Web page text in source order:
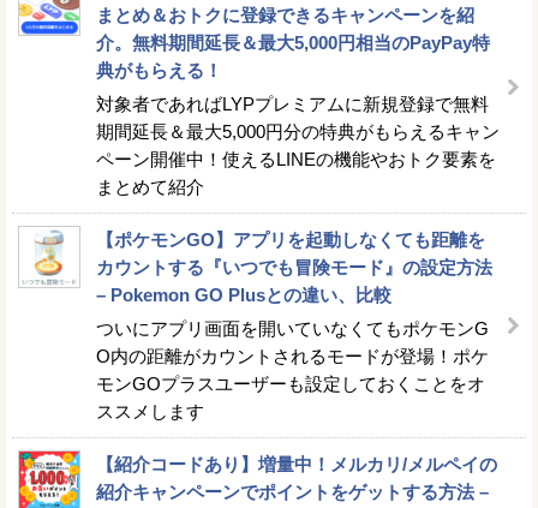
まとめ＆おトクに登録できるキャンペーンを紹
介。無料期間延長＆最大5,000円相当のPayPay特
典がもらえる！
対象者であればLYPプレミアムに新規登録で無料
期間延長＆最大5,000円分の特典がもらえるキャン
ペーン開催中！使えるLINEの機能やおトク要素を
まとめて紹介
【ポケモンGO】アプリを起動しなくても距離を
カウントする『いつでも冒険モード』の設定方法
– Pokemon GO Plusとの違い、比較
ついにアプリ画面を開いていなくてもポケモンG
O内の距離がカウントされるモードが登場！ポケ
モンGOプラスユーザーも設定しておくことをオ
ススメします
【紹介コードあり】増量中！メルカリ/メルペイの
紹介キャンペーンでポイントをゲットする方法 –